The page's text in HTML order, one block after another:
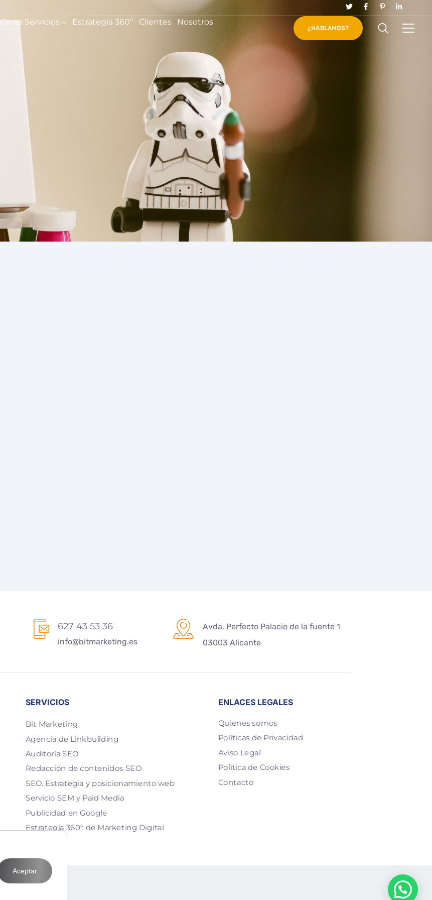
Otros Servicios Estrategia 360º Clientes
Nosotros
¿HABLAMOS?
627 43 53 36
info@bitmarketing.es
Avda. Perfecto Palacio de la fuente 1
03003 Alicante
SERVICIOS
Bit Marketing
Agencia de Linkbuilding
Auditoría SEO
Redacción de contenidos SEO
SEO. Estrategia y posicionamiento web
Servicio SEM y Paid Media
Publicidad en Google
Estrategia 360º de Marketing Digital
ENLACES LEGALES
Quienes somos
Políticas de Privacidad
Aviso Legal
Política de Cookies
Contacto
Aceptar